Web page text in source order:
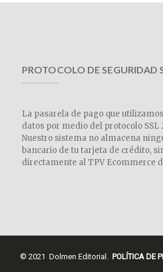
PROTOCOLO DE SEGURIDAD
La pasarela de pago que
datos por medio del protocolo SSL
Nuestro sistema no almacena
bancario de tu tarjeta de crédito,
directamente al TPV Ecommerce
© 2021 Dolmen Editorial. POLÍTICA DE